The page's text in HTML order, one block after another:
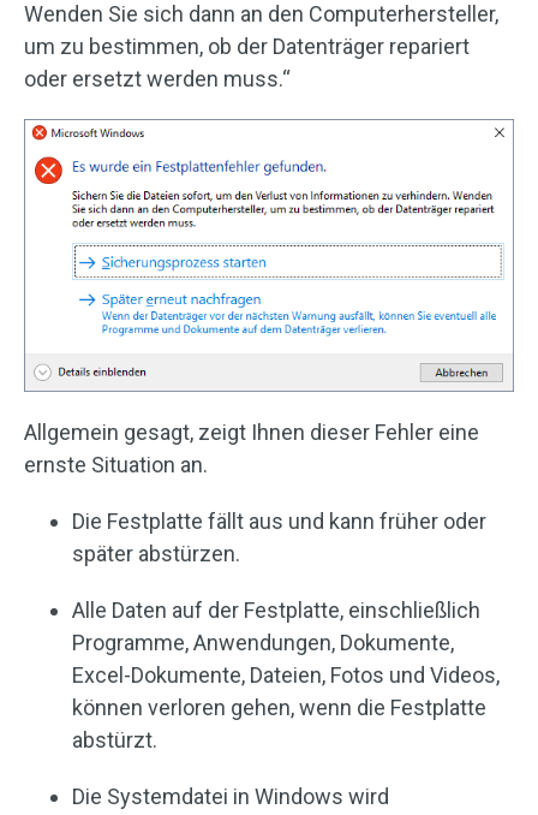
Wenden Sie sich dann an den Computerhersteller,
um zu bestimmen, ob der Datenträger repariert
oder ersetzt werden muss.“
Allgemein gesagt, zeigt Ihnen dieser Fehler eine
ernste Situation an.
Die Festplatte fällt aus und kann früher oder
später abstürzen.
Alle Daten auf der Festplatte, einschließlich
Programme, Anwendungen, Dokumente,
Excel-Dokumente, Dateien, Fotos und Videos,
können verloren gehen, wenn die Festplatte
abstürzt.
Die Systemdatei in Windows wird